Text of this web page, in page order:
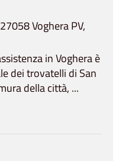
Voghera PV,
in Voghera è
dei trovatelli di San
della città, ...